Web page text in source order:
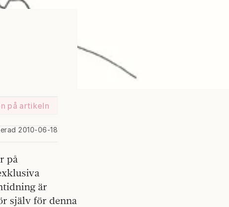
på artikeln
2010-06-18
på
är
själv för denna